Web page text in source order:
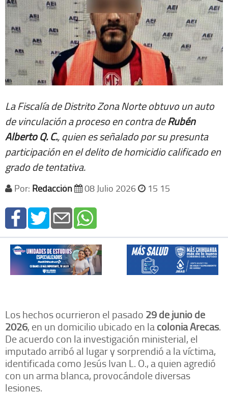
La Fiscalía de Distrito Zona Norte obtuvo un auto
de vinculación a proceso en contra deRubén
Alberto Q. C., quien es señalado por su presunta
participación en el delito de homicidio calificado en
grado de tentativa.
Por: Redacción 08 Julio 2026 15 15
Los hechos ocurrieron el pasado 29 de junio de
2026, en un domicilio ubicado en lacolonia Arecas.
De acuerdo con la investigación ministerial, el
imputado arribó al lugar y sorprendió a la víctima,
identificada como Jesús Ivan L. O., a quien agredió
con un arma blanca, provocándole diversas
lesiones.